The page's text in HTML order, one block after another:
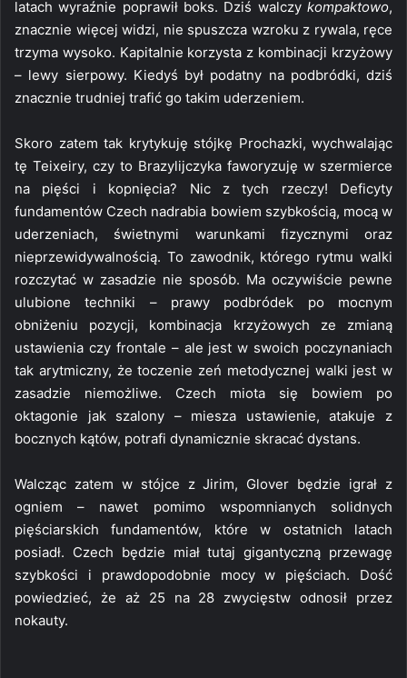
latach wyraźnie poprawił boks. Dziś walczy kompaktowo,
znacznie więcej widzi, nie spuszcza wzroku z rywala, ręce
trzyma wysoko. Kapitalnie korzysta z kombinacji krzyżowy
– lewy sierpowy. Kiedyś był podatny na podbródki, dziś
znacznie trudniej trafić go takim uderzeniem.
Skoro zatem tak krytykuję stójkę Prochazki, wychwalając
tę Teixeiry, czy to Brazylijczyka faworyzuję w szermierce
na pięści i kopnięcia? Nic z tych rzeczy! Deficyty
fundamentów Czech nadrabia bowiem szybkością, mocą w
uderzeniach, świetnymi warunkami fizycznymi oraz
nieprzewidywalnością. To zawodnik, którego rytmu walki
rozczytać w zasadzie nie sposób. Ma oczywiście pewne
ulubione techniki – prawy podbródek po mocnym
obniżeniu pozycji, kombinacja krzyżowych ze zmianą
ustawienia czy frontale – ale jest w swoich poczynaniach
tak arytmiczny, że toczenie zeń metodycznej walki jest w
zasadzie niemożliwe. Czech miota się bowiem po
oktagonie jak szalony – miesza ustawienie, atakuje z
bocznych kątów, potrafi dynamicznie skracać dystans.
Walcząc zatem w stójce z Jirim, Glover będzie igrał z
ogniem – nawet pomimo wspomnianych solidnych
pięściarskich fundamentów, które w ostatnich latach
posiadł. Czech będzie miał tutaj gigantyczną przewagę
szybkości i prawdopodobnie mocy w pięściach. Dość
powiedzieć, że aż 25 na 28 zwycięstw odnosił przez
nokauty.